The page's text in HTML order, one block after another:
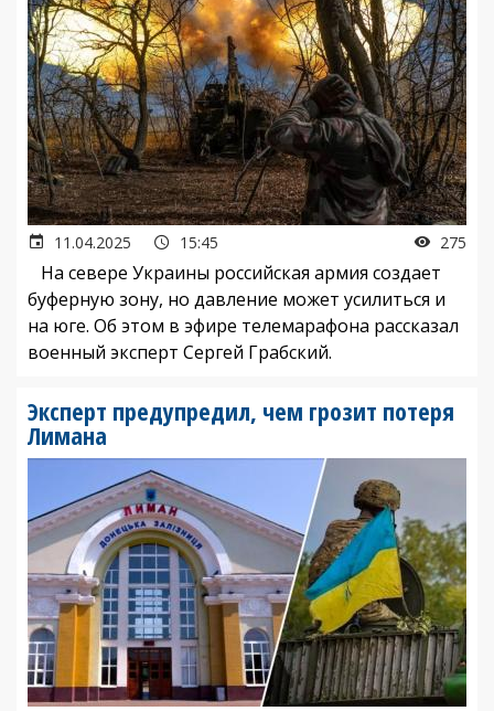
11.04.2025 15:45 275
На севере Украины российская армия создает
буферную зону, но давление может усилиться и
на юге. Об этом в эфире телемарафона рассказал
военный эксперт Сергей Грабский.
Эксперт предупредил, чем грозит потеря
Лимана